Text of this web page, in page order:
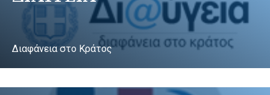
Διαφάνεια στο Κράτος